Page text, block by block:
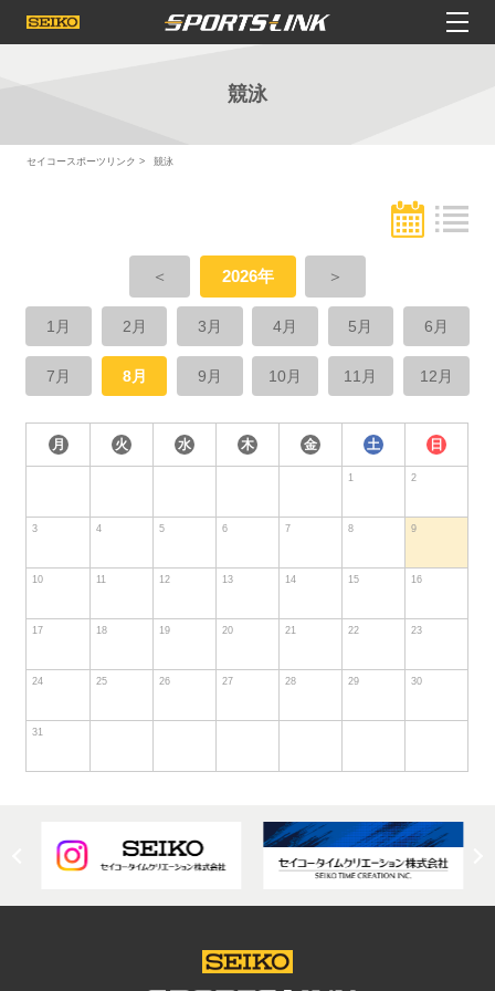
競泳
セイコースポーツリンク 競泳
＜ 2026年 ＞
1月 2月 3月 4月 5月 6月
7月 8月 9月 10月 11月 12月
月 火 水 木 金 土 日
1 2
3 4 5 6 7 8 9
10 11 12 13 14 15 16
17 18 19 20 21 22 23
24 25 26 27 28 29 30
31